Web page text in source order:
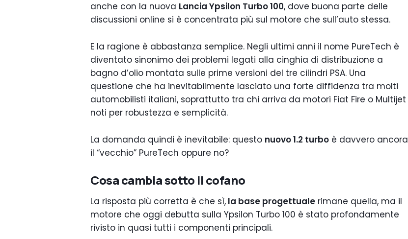
anche con la nuova Lancia Ypsilon Turbo 100, dove buona parte delle
discussioni online si è concentrata più sul motore che sull’auto stessa.
E la ragione è abbastanza semplice. Negli ultimi anni il nome PureTech è
diventato sinonimo dei problemi legati alla cinghia di distribuzione a
bagno d’olio montata sulle prime versioni del tre cilindri PSA. Una
questione che ha inevitabilmente lasciato una forte diffidenza tra molti
automobilisti italiani, soprattutto tra chi arriva da motori Fiat Fire o Multijet
noti per robustezza e semplicità.
La domanda quindi è inevitabile: questo nuovo 1.2 turbo è davvero ancora
il “vecchio” PureTech oppure no?
Cosa cambia sotto il cofano
La risposta più corretta è che sì, la base progettuale rimane quella, ma il
motore che oggi debutta sulla Ypsilon Turbo 100 è stato profondamente
rivisto in quasi tutti i componenti principali.